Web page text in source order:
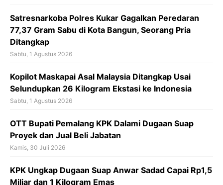
Satresnarkoba Polres Kukar Gagalkan Peredaran
77,37 Gram Sabu di Kota Bangun, Seorang Pria
Ditangkap
Sabtu, 1 Agustus 2026
Kopilot Maskapai Asal Malaysia Ditangkap Usai
Selundupkan 26 Kilogram Ekstasi ke Indonesia
Sabtu, 1 Agustus 2026
OTT Bupati Pemalang KPK Dalami Dugaan Suap
Proyek dan Jual Beli Jabatan
Kamis, 30 Juli 2026
KPK Ungkap Dugaan Suap Anwar Sadad Capai Rp1,5
Miliar dan 1 Kilogram Emas